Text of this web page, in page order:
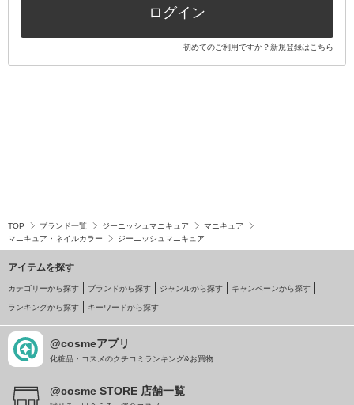
ログイン
初めてのご利用ですか？新規登録はこちら
TOP ブランド一覧 ジーニッシュマニキュア
マニキュア
マニキュア・ネイルカラー
ジーニッシュマニキュア
アイテムを探す
カテゴリーから探す ブランドから探す ジャンルから探す キャンペーンから探す
ランキングから探す キーワードから探す
@cosmeアプリ
化粧品・コスメのクチコミランキング&お買物
@cosme STORE 店舗一覧